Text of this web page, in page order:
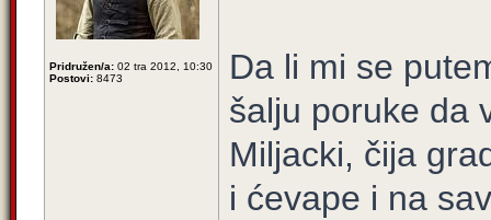
Pridružen/a: 02 tra 2012, 10:30
Postovi: 8473
Da li mi se
šalju poruke da
Miljacki, čija
i ćevape i na